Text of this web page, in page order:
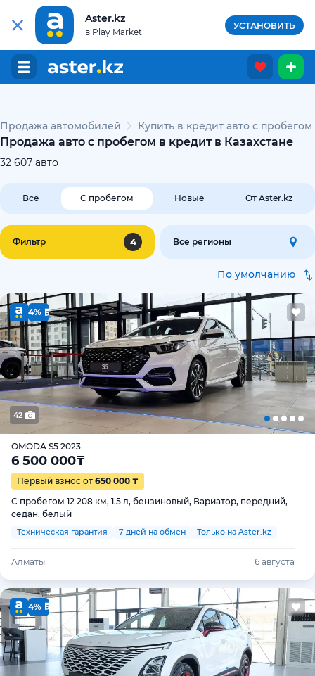
Aster.kz
в Play Market
УСТАНОВИТЬ
Продажа автомобилей Купить в кредит авто с пробегом
Продажа авто с пробегом в кредит в Казахстане
32 607 авто
Все С пробегом Новые От Aster.kz
Фильтр 4 Все регионы
По умолчанию
4%
42
OMODA S5 2023
6 500 000₸
Первый взнос от 650 000 ₸
С пробегом 12 208 км, 1.5 л, бензиновый, Вариатор, передний,
седан, белый
Техническая гарантия 7 дней на обмен Только на Aster.kz
Алматы 6 августа
4%